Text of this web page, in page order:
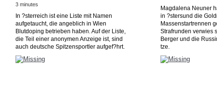
3 minutes
In ?sterreich ist eine Liste mit Namen
aufgetaucht, die angeblich in Wien
Blutdoping betrieben haben. Auf der Liste,
die Teil einer anonymen Anzeige ist, sind
auch deutsche Spitzensportler aufgef?hrt.
Magdalena Neuner
in ?stersund die
Massenstartrennen
Strafrunden verwies
Berger und die
tze.